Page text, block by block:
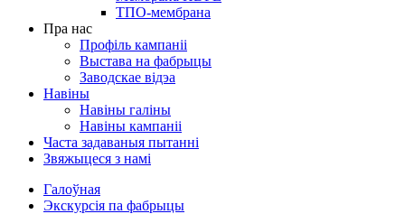
ТПО-мембрана
Пра нас
Профіль кампаніі
Выстава на фабрыцы
Заводскае відэа
Навіны
Навіны галіны
Навіны кампаніі
Часта задаваныя пытанні
Звяжыцеся з намі
Галоўная
Экскурсія па фабрыцы